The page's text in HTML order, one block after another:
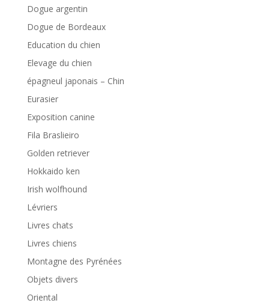
Dogue argentin
Dogue de Bordeaux
Education du chien
Elevage du chien
épagneul japonais – Chin
Eurasier
Exposition canine
Fila Braslieiro
Golden retriever
Hokkaido ken
Irish wolfhound
Lévriers
Livres chats
Livres chiens
Montagne des Pyrénées
Objets divers
Oriental